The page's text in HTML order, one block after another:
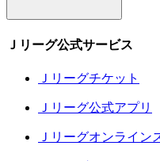
Ｊリーグ公式サービス
Ｊリーグチケット
Ｊリーグ公式アプリ
Ｊリーグオンライン